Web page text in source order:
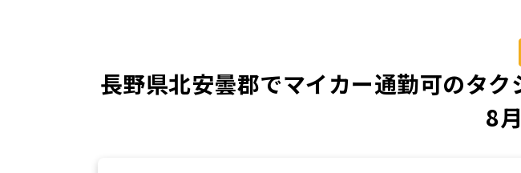
長野県北安曇郡でマイカー通勤可のタ
8